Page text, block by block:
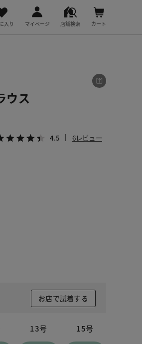
入り マイページ 店舗検索 カート
ウス
4.5 6レビュー
お店で試着する
13号 15号